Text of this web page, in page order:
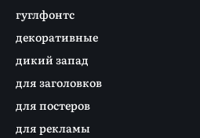
гуглфонтс
декоративные
дикий запад
для заголовков
для постеров
для рекламы